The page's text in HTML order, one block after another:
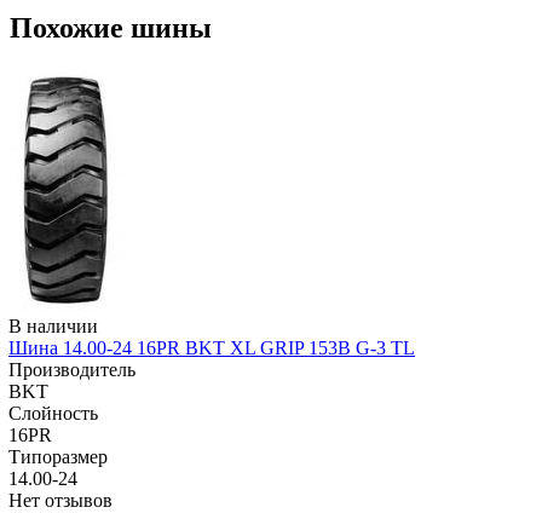
Похожие шины
В наличии
Шина 14.00-24 16PR BKT XL GRIP 153B G-3 TL
Производитель
BKT
Слойность
16PR
Типоразмер
14.00-24
Нет отзывов